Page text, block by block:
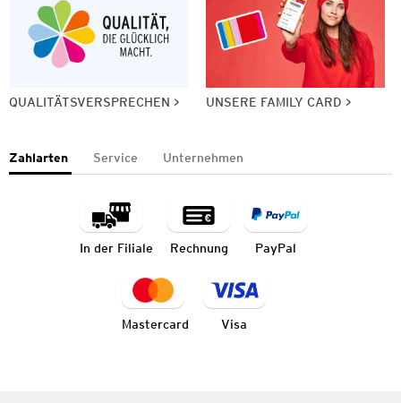
QUALITÄTSVERSPRECHEN UNSERE FAMILY CARD
Zahlarten Service Unternehmen
In der Filiale Rechnung PayPal
Mastercard Visa